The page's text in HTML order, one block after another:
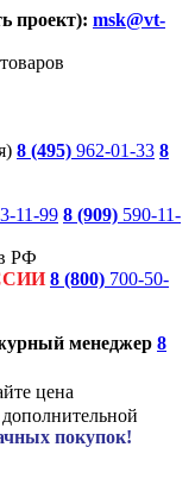
проект): msk@vt-
8 (495) 962-01-33 8
11-99 8 (909) 590-11-
РФ
8 (800) 700-50-
менеджер 8
цена
покупок!